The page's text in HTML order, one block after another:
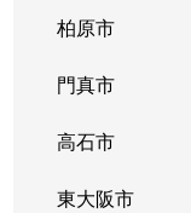
柏原市
門真市
高石市
東大阪市